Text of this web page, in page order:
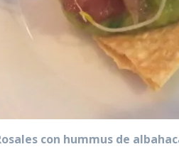
con hummus de